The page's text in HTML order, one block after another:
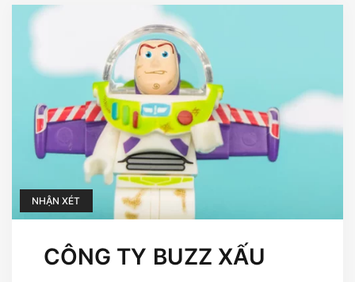
NHẬN XÉT
CÔNG TY BUZZ XẤU